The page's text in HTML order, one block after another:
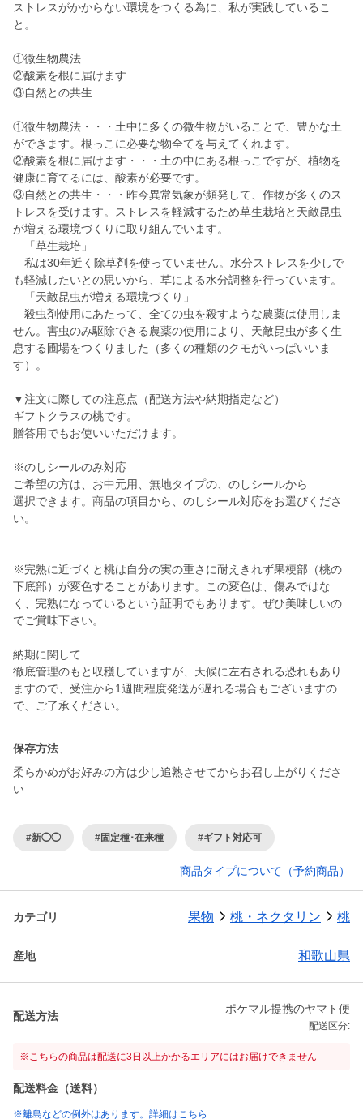
ストレスがかからない環境をつくる為に、私が実践しているこ
と。
①微生物農法
②酸素を根に届けます
③自然との共生
①微生物農法・・・土中に多くの微生物がいることで、豊かな土
ができます。根っこに必要な物全てを与えてくれます。
②酸素を根に届けます・・・土の中にある根っこですが、植物を
健康に育てるには、酸素が必要です。
③自然との共生・・・昨今異常気象が頻発して、作物が多くのス
トレスを受けます。ストレスを軽減するため草生栽培と天敵昆虫
が増える環境づくりに取り組んでいます。
「草生栽培」
私は30年近く除草剤を使っていません。水分ストレスを少しで
も軽減したいとの思いから、草による水分調整を行っています。
「天敵昆虫が増える環境づくり」
殺虫剤使用にあたって、全ての虫を殺すような農薬は使用しま
せん。害虫のみ駆除できる農薬の使用により、天敵昆虫が多く生
息する圃場をつくりました（多くの種類のクモがいっぱいいま
す）。
▼注文に際しての注意点（配送方法や納期指定など）
ギフトクラスの桃です。
贈答用でもお使いいただけます。
※のしシールのみ対応
ご希望の方は、お中元用、無地タイプの、のしシールから
選択できます。商品の項目から、のしシール対応をお選びくださ
い。
※完熟に近づくと桃は自分の実の重さに耐えきれず果梗部（桃の
下底部）が変色することがあります。この変色は、傷みではな
く、完熟になっているという証明でもあります。ぜひ美味しいの
でご賞味下さい。
納期に関して
徹底管理のもと収穫していますが、天候に左右される恐れもあり
ますので、受注から1週間程度発送が遅れる場合もございますの
で、ご了承ください。
保存方法
柔らかめがお好みの方は少し追熟させてからお召し上がりくださ
い
#新◯◯ #固定種･在来種 #ギフト対応可
商品タイプについて（予約商品）
カテゴリ 果物 桃・ネクタリン 桃
産地 和歌山県
配送方法
ポケマル提携のヤマト便
配送区分:
※こちらの商品は配送に3日以上かかるエリアにはお届けできません
配送料金（送料）
※離島などの例外はあります。詳細はこちら